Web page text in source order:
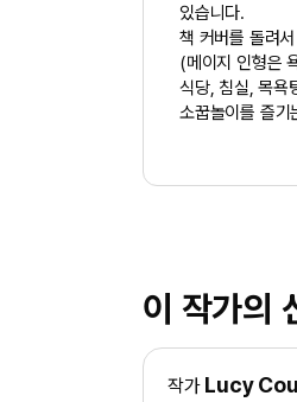
있습니다.
책 커버를 돌려
(메이지 인형은
식당, 침실, 목욕
소꿉놀이를 즐기
이 작가의
작가 Lucy